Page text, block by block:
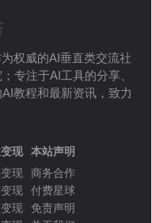
权威的AI垂直类交流社
专注于AI工具的分享、
教程和最新资讯，致力
现
现
现
现
本站声明
商务合作
付费星球
免责声明